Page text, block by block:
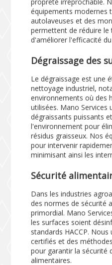
équipements modernes
autolaveuses et des
permettent de réduire
d'améliorer l'efficacité
Dégraissage des
Le dégraissage est une
nettoyage industriel,
environnements où des
utilisées. Mano Services
dégraissants puissants
l'environnement pour
résidus graisseux. Nos
pour intervenir
minimisant ainsi les
Sécurité
Dans les industries
des normes de sécurité
primordial. Mano
les surfaces soient
standards HACCP.
certifiés et des
pour garantir la sécurité
alimentaires.